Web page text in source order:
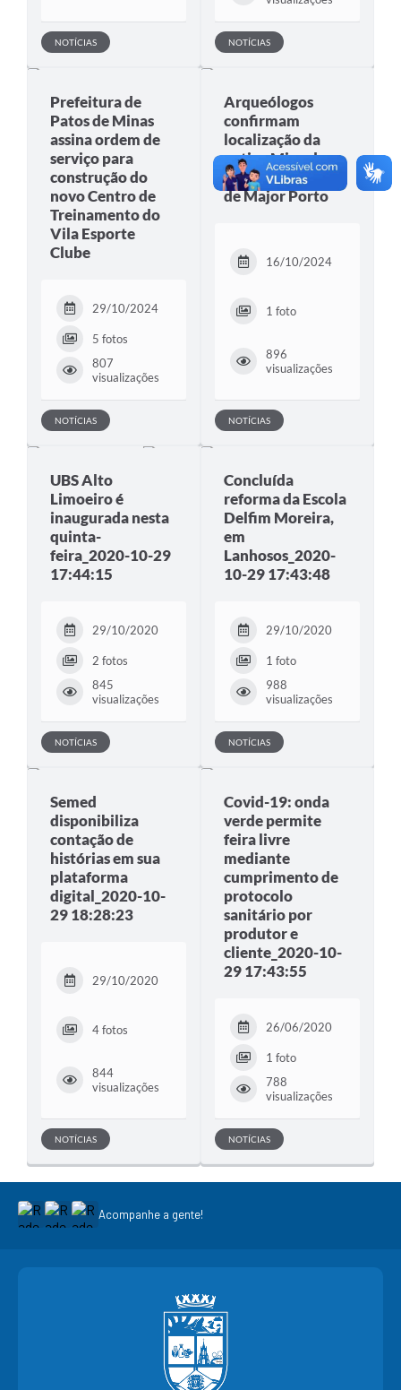
NOTÍCIAS NOTÍCIAS
Prefeitura de
Patos de Minas
assina ordem de
serviço para
construção do
novo Centro de
Treinamento do
Vila Esporte
Clube
29/10/2024
5 fotos
807
visualizações
NOTÍCIAS
Arqueólogos
confirmam
localização da
antiga Mina de
Galena no distrito
de Major Porto
16/10/2024
1 foto
896
visualizações
NOTÍCIAS
UBS Alto
Limoeiro é
inaugurada nesta
quinta-
feira_2020-10-29
17:44:15
29/10/2020
2 fotos
845
visualizações
NOTÍCIAS
Concluída
reforma da Escola
Delfim Moreira,
em
Lanhosos_2020-
10-29 17:43:48
29/10/2020
1 foto
988
visualizações
NOTÍCIAS
Semed
disponibiliza
contação de
histórias em sua
plataforma
digital_2020-10-
29 18:28:23
29/10/2020
4 fotos
844
visualizações
NOTÍCIAS
Covid-19: onda
verde permite
feira livre
mediante
cumprimento de
protocolo
sanitário por
produtor e
cliente_2020-10-
29 17:43:55
26/06/2020
1 foto
788
visualizações
NOTÍCIAS
Acompanhe a gente!